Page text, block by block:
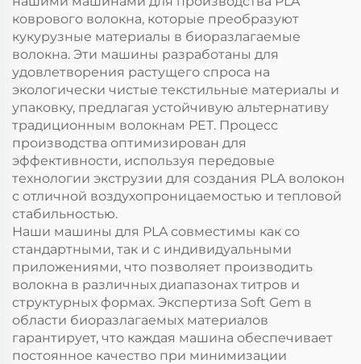
коврового волокна, которые преобразуют
кукурузные материалы в биоразлагаемые
волокна. Эти машины разработаны для
удовлетворения растущего спроса на
экологически чистые текстильные материалы и
упаковку, предлагая устойчивую альтернативу
традиционным волокнам PET. Процесс
производства оптимизирован для
эффективности, используя передовые
технологии экструзии для создания PLA волокон
с отличной воздухопроницаемостью и тепловой
стабильностью.
Наши машины для PLA совместимы как со
стандартными, так и с индивидуальными
приложениями, что позволяет производить
волокна в различных диапазонах титров и
структурных формах. Экспертиза Soft Gem в
области биоразлагаемых материалов
гарантирует, что каждая машина обеспечивает
постоянное качество при минимизации